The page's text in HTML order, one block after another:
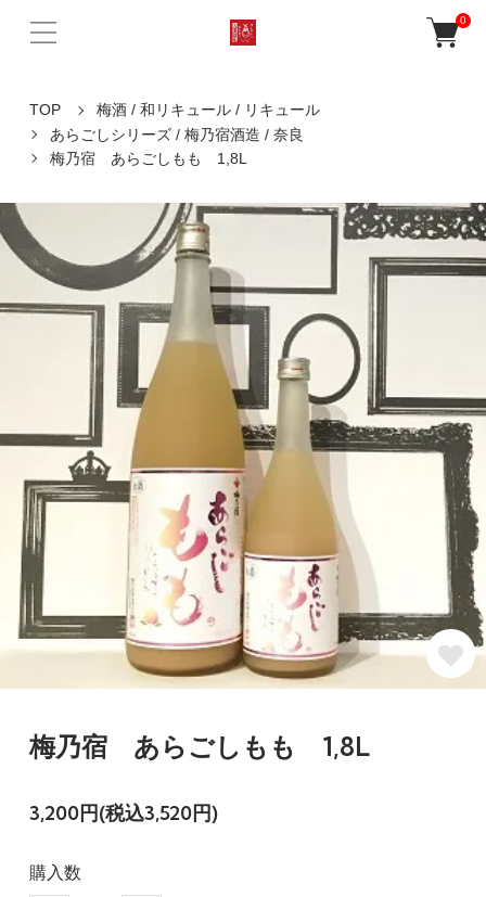
0
TOP
梅酒 / 和リキュール / リキュール
あらごしシリーズ / 梅乃宿酒造 / 奈良
梅乃宿 あらごしもも 1,8L
梅乃宿 あらごしもも 1,8L
3,200円(税込3,520円)
購入数